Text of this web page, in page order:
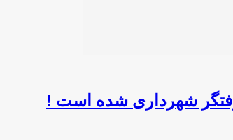
شهرداری شده است !